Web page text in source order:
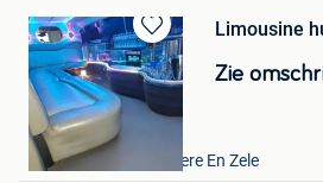
Bewaren
in
Mijn
Favorieten
Limousine
Zie
Bi Rental
Lokeren+Deel Overmere En Zele